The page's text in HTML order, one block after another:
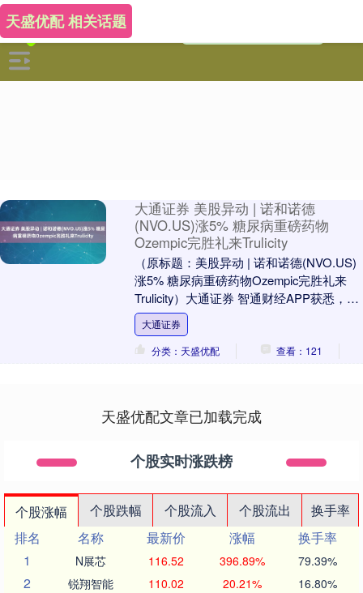
天盛优配 相关话题
大通证券 美股异动 | 诺和诺德
(NVO.US)涨5% 糖尿病重磅药物
Ozempic完胜礼来Trulicity
（原标题：美股异动 | 诺和诺德(NVO.US)
涨5% 糖尿病重磅药物Ozempic完胜礼来
Trulicity）大通证券 智通财经APP获悉，周
四，诺和诺德(N....
大通证券
分类：天盛优配
查看：121
天盛优配文章已加载完成
个股实时涨跌榜
个股涨幅 个股跌幅 个股流入 个股流出
换手率
排名
名称 最新价 涨幅
换手率
1
N展芯 116.52 396.89% 79.39%
2 锐翔智能 110.02 20.21% 16.80%